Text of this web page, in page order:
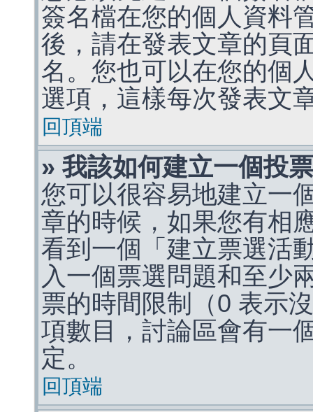
簽名檔在您的個人資料
後，請在發表文章的頁
名。您也可以在您的個
選項，這樣每次發表文
回頂端
» 我該如何建立一個投
您可以很容易地建立一
章的時候，如果您有相
看到一個「建立票選活
入一個票選問題和至少
票的時間限制（0 表示
項數目，討論區會有一
定。
回頂端